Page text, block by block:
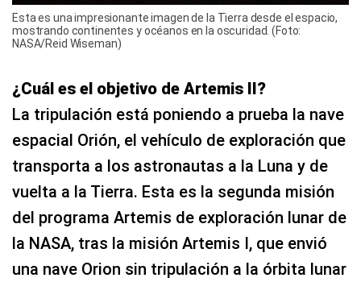
Esta es una impresionante imagen de la Tierra desde el espacio,
mostrando continentes y océanos en la oscuridad. (Foto:
NASA/Reid Wiseman)
¿Cuál es el objetivo de Artemis II?
La tripulación está poniendo a prueba la nave
espacial Orión, el vehículo de exploración que
transporta a los astronautas a la Luna y de
vuelta a la Tierra. Esta es la segunda misión
del programa Artemis de exploración lunar de
la NASA, tras la misión Artemis I, que envió
una nave Orion sin tripulación a la órbita lunar